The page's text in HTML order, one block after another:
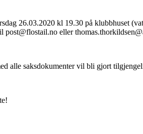
26.03.2020 kl 19.30 på klubbhuset
post@flostail.no eller
alle saksdokumenter vil bli gjort